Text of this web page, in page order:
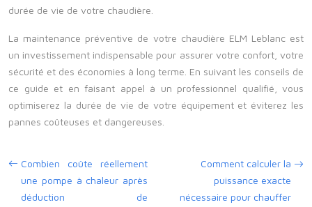
durée de vie de votre chaudière.
La maintenance préventive de votre chaudière ELM Leblanc est
un investissement indispensable pour assurer votre confort, votre
sécurité et des économies à long terme. En suivant les conseils de
ce guide et en faisant appel à un professionnel qualifié, vous
optimiserez la durée de vie de votre équipement et éviterez les
pannes coûteuses et dangereuses.
Combien coûte réellement
une pompe à chaleur après
déduction de
Comment calculer la
puissance exacte
nécessaire pour chauffer